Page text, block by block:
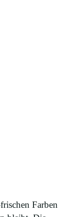
Farben